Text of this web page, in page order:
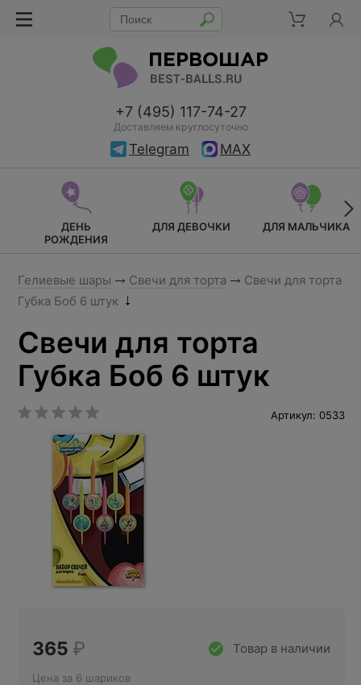
+7 (495) 117-74-27
Доставляем круглосуточно
Telegram MAX
ДЕНЬ
РОЖДЕНИЯ
ДЛЯ ДЕВОЧКИ ДЛЯ МАЛЬЧИКА
Гелиевые шары Свечи для торта
Свечи для торта
Губка Боб 6 штук
Свечи для торта
Губка Боб 6 штук
Артикул: 0533
Товар в наличии
365 ₽
Цена за 6 шариков